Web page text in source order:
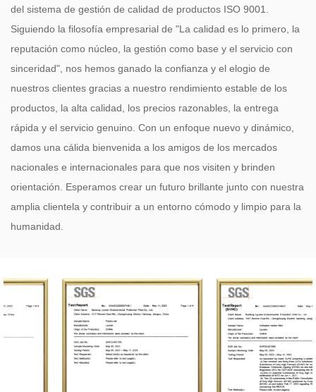
del sistema de gestión de calidad de productos ISO 9001.
Siguiendo la filosofía empresarial de "La calidad es lo primero, la
reputación como núcleo, la gestión como base y el servicio con
sinceridad", nos hemos ganado la confianza y el elogio de
nuestros clientes gracias a nuestro rendimiento estable de los
productos, la alta calidad, los precios razonables, la entrega
rápida y el servicio genuino. Con un enfoque nuevo y dinámico,
damos una cálida bienvenida a los amigos de los mercados
nacionales e internacionales para que nos visiten y brinden
orientación. Esperamos crear un futuro brillante junto con nuestra
amplia clientela y contribuir a un entorno cómodo y limpio para la
humanidad.